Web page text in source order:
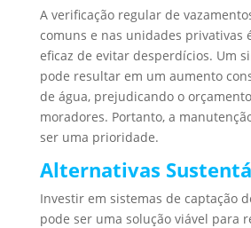
A verificação regular de
comuns e nas unidades privativas
eficaz de evitar desperdícios. Um
pode resultar em um aumento
de água, prejudicando o
moradores. Portanto, a
ser uma prioridade.
Alternativas
Investir em sistemas de captação
pode ser uma solução viável para